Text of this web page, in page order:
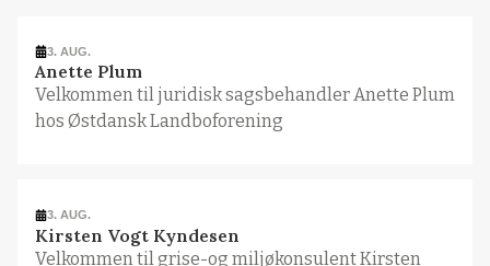
3. AUG.
Anette Plum
Velkommen til juridisk sagsbehandler Anette Plum
hos Østdansk Landboforening
3. AUG.
Kirsten Vogt Kyndesen
Velkommen til grise-og miljøkonsulent Kirsten